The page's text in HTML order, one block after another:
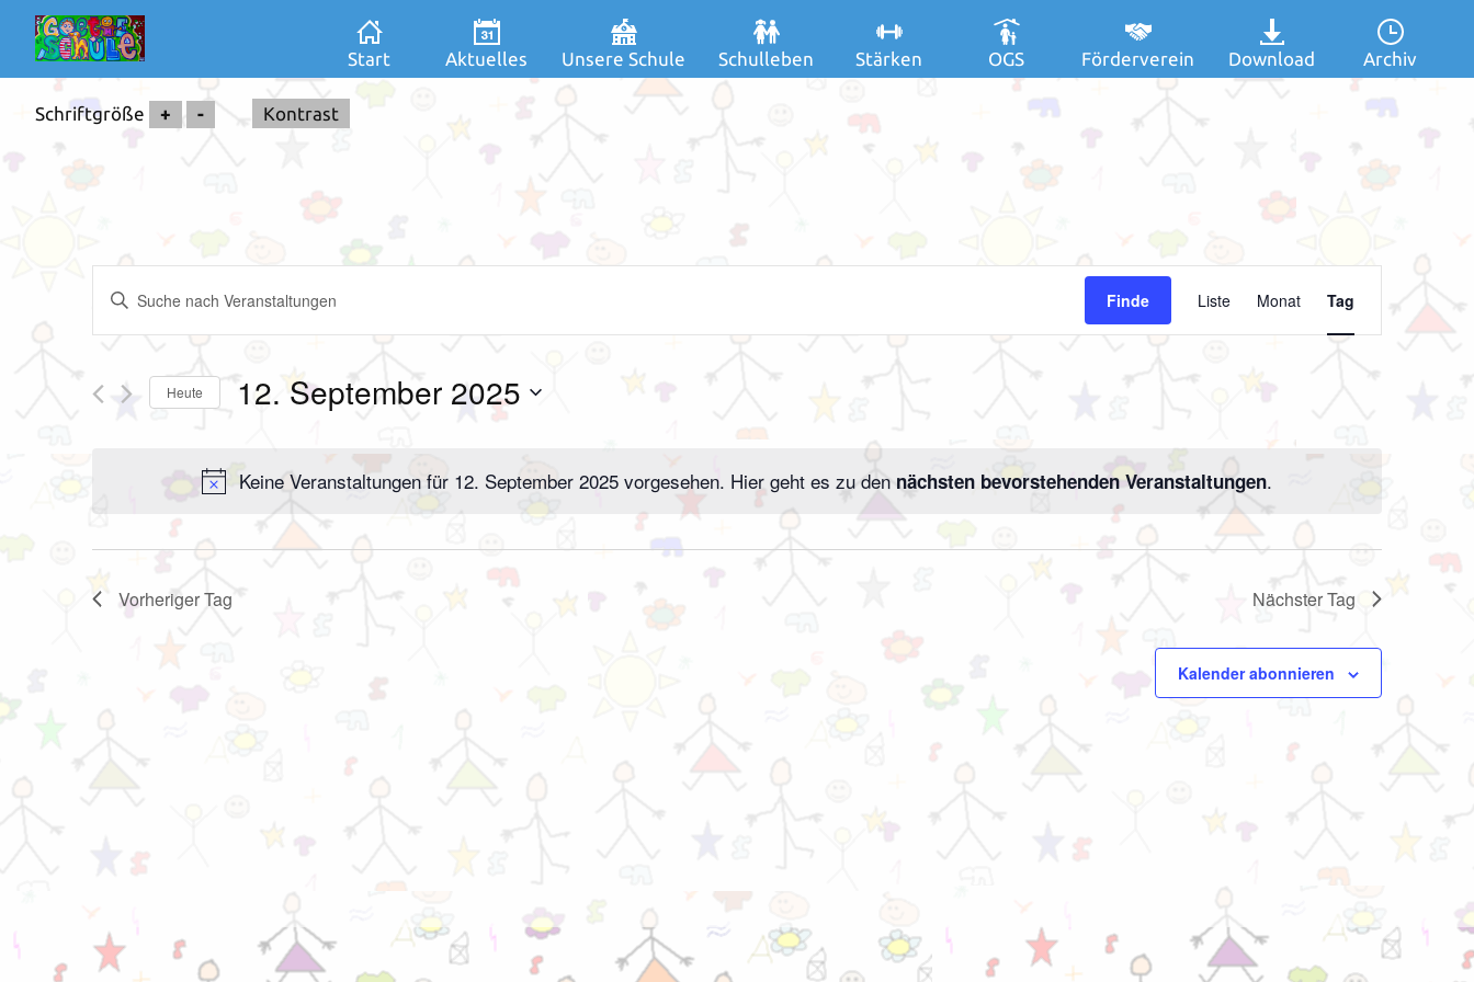
Start Aktuelles Unsere Schule Schulleben Stärken OGS Förderverein Download Archiv
Schriftgröße + - Kontrast
Keine Veranstaltungen für 12. September 2025 vorgesehen. Hier geht es zu den nächsten bevorstehenden Veranstaltungen.
Suche
und
Navigation
Bitte
nach
Finde
Ansichten-
Navigation
Liste Monat Tag
Heute 12. September 2025
wählen.
Vorheriger Tag Nächster Tag
Kalender abonnieren